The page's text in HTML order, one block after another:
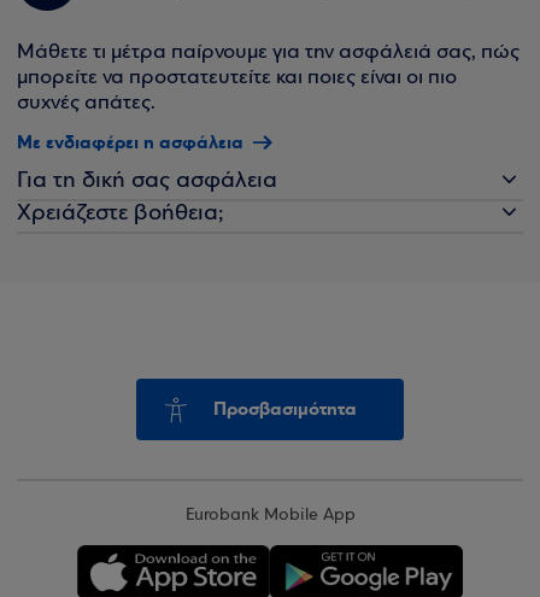
Μάθετε τι μέτρα παίρνουμε για την ασφάλειά σας, πώς
μπορείτε να προστατευτείτε και ποιες είναι οι πιο
συχνές απάτες.
Με ενδιαφέρει η ασφάλεια
Για τη δική σας ασφάλεια
Χρειάζεστε βοήθεια;
Προσβασιμότητα
Eurobank Mobile App